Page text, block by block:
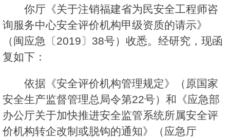
你厅《关于注销福建省为民安全工程师咨
询服务中心安全评价机构甲级资质的请示》
（闽应急〔2019〕38号）收悉。经研究，现函
复如下：
依据《安全评价机构管理规定》（原国家
安全生产监督管理总局令第22号）和《应急部
办公厅关于加快推进安全监管系统所属安全评
价机构转企改制或脱钩的通知》（应急厅